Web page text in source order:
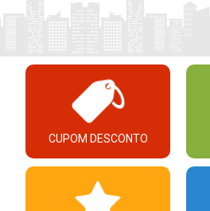
CUPOM DESCONTO